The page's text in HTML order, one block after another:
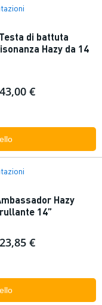
di battuta
Hazy da 14
43,00 €
Hazy
14”
23,85 €